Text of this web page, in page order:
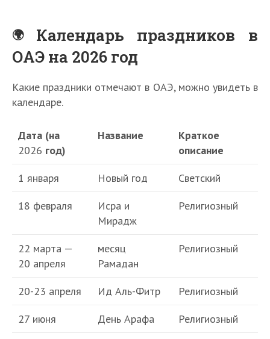
Календарь праздников в
ОАЭ на 2026 год
Какие праздники отмечают в ОАЭ, можно увидеть в
календаре.
Дата (на
2026 год)
Название
Краткое
описание
1 января
Новый год
Светский
18 февраля
Исра и
Мирадж
Религиозный
22 марта —
20 апреля
месяц
Рамадан
Религиозный
20-23 апреля Ид Аль-Фитр
Религиозный
27 июня
День Арафа
Религиозный